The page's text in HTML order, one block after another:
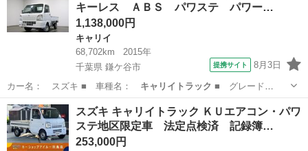
キーレス ＡＢＳ パワステ パワー…
1,138,000円
キャリイ
68,702km
2015年
千葉県 鎌ケ谷市
提携サイト 8月3日
カー名： スズキ ■ 車種名： キャリイトラック ■ グレード
名： キンタロウダ…
千葉 鎌ケ谷市 キャリイ
スズキ キャリイトラック ＫＵエアコン・パワ
ステ地区限定車 法定点検済 記録簿…
253,000円